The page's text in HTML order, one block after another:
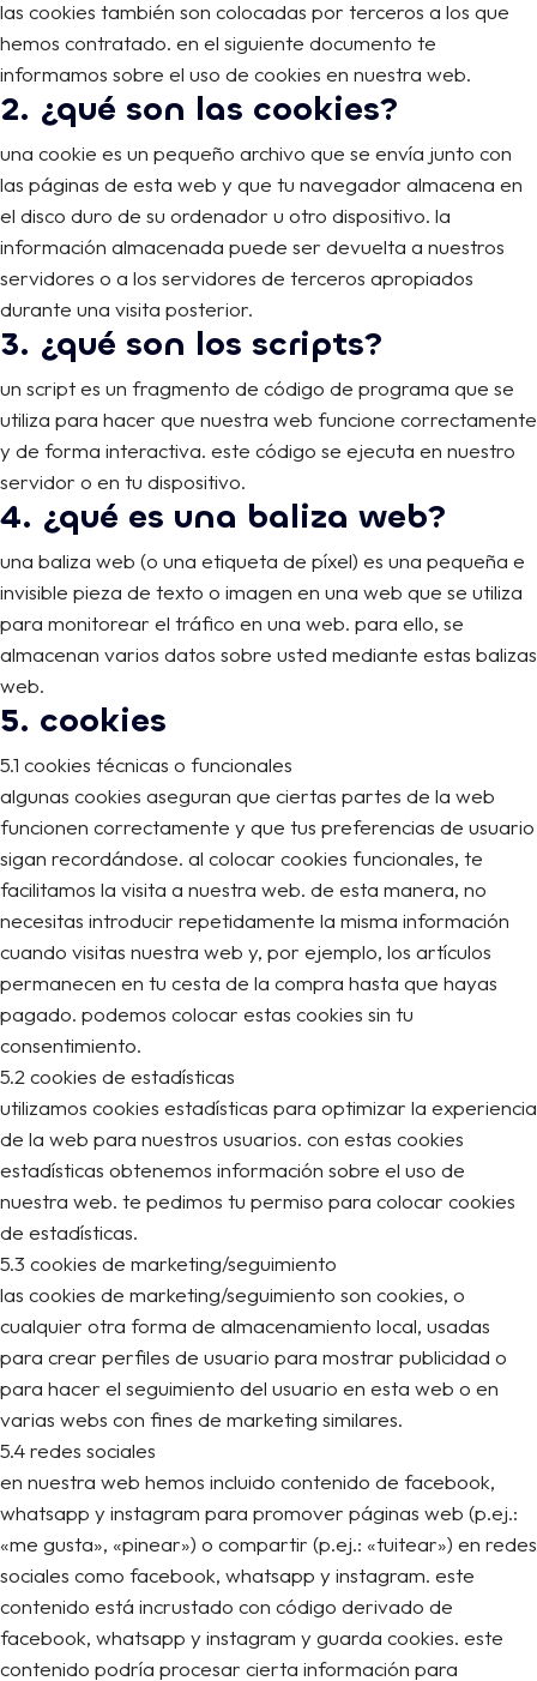
las cookies también son colocadas por terceros a los que
hemos contratado. en el siguiente documento te
informamos sobre el uso de cookies en nuestra web.
2. ¿qué son las cookies?
una cookie es un pequeño archivo que se envía junto con
las páginas de esta web y que tu navegador almacena en
el disco duro de su ordenador u otro dispositivo. la
información almacenada puede ser devuelta a nuestros
servidores o a los servidores de terceros apropiados
durante una visita posterior.
3. ¿qué son los scripts?
un script es un fragmento de código de programa que se
utiliza para hacer que nuestra web funcione correctamente
y de forma interactiva. este código se ejecuta en nuestro
servidor o en tu dispositivo.
4. ¿qué es una baliza web?
una baliza web (o una etiqueta de píxel) es una pequeña e
invisible pieza de texto o imagen en una web que se utiliza
para monitorear el tráfico en una web. para ello, se
almacenan varios datos sobre usted mediante estas balizas
web.
5. cookies
5.1 cookies técnicas o funcionales
algunas cookies aseguran que ciertas partes de la web
funcionen correctamente y que tus preferencias de usuario
sigan recordándose. al colocar cookies funcionales, te
facilitamos la visita a nuestra web. de esta manera, no
necesitas introducir repetidamente la misma información
cuando visitas nuestra web y, por ejemplo, los artículos
permanecen en tu cesta de la compra hasta que hayas
pagado. podemos colocar estas cookies sin tu
consentimiento.
5.2 cookies de estadísticas
utilizamos cookies estadísticas para optimizar la experiencia
de la web para nuestros usuarios. con estas cookies
estadísticas obtenemos información sobre el uso de
nuestra web. te pedimos tu permiso para colocar cookies
de estadísticas.
5.3 cookies de marketing/seguimiento
las cookies de marketing/seguimiento son cookies, o
cualquier otra forma de almacenamiento local, usadas
para crear perfiles de usuario para mostrar publicidad o
para hacer el seguimiento del usuario en esta web o en
varias webs con fines de marketing similares.
5.4 redes sociales
en nuestra web hemos incluido contenido de facebook,
whatsapp y instagram para promover páginas web (p.ej.:
«me gusta», «pinear») o compartir (p.ej.: «tuitear») en redes
sociales como facebook, whatsapp y instagram. este
contenido está incrustado con código derivado de
facebook, whatsapp y instagram y guarda cookies. este
contenido podría procesar cierta información para